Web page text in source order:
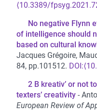
⟨10.3389/
No negative Flynn
of intelligence should
based on cultural
Jacques Grégoire,
84, pp.101512.
2 B kreativ’ or not
texters’ creativity
European Review of